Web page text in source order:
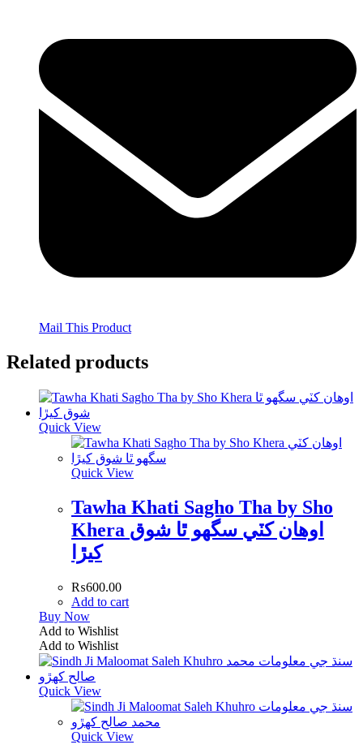
Mail This Product
Related products
Quick View
Quick View
Tawha Khati Sagho Tha by Sho
Khera اوھان کٽي سگھو ٿا شوق
کيڙا
₨600.00
Add to cart
Buy Now
Add to Wishlist
Add to Wishlist
Quick View
Quick View